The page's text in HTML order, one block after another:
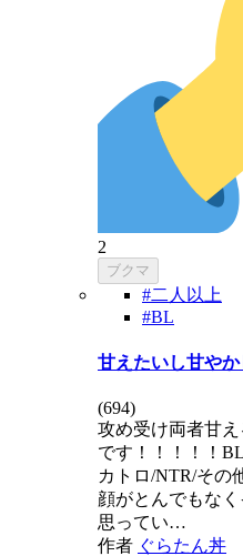
2
ブクマ
#二人以上
#BL
甘えたいし甘や
(694)
攻め受け両者甘
です！！！！！
カトロ/NTR/その
顔がとんでもな
思ってい…
作者 ぐらたん丼